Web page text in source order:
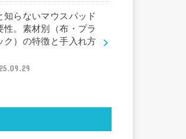
知らないマウスパッド
性。素材別（布・プラ
ク）の特徴と手入れ方